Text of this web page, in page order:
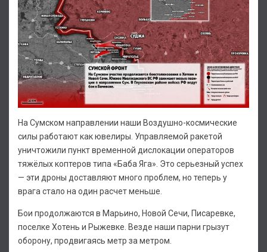
На Сумском направлении наши Воздушно-космические
силы работают как ювелиры. Управляемой ракетой
уничтожили пункт временной дислокации операторов
тяжёлых коптеров типа «Баба Яга». Это серьезный успех
— эти дроны доставляют много проблем, но теперь у
врага стало на один расчет меньше.
Бои продолжаются в Марьино, Новой Сечи, Писаревке,
поселке Хотень и Рыжевке. Везде наши парни грызут
оборону, продвигаясь метр за метром.